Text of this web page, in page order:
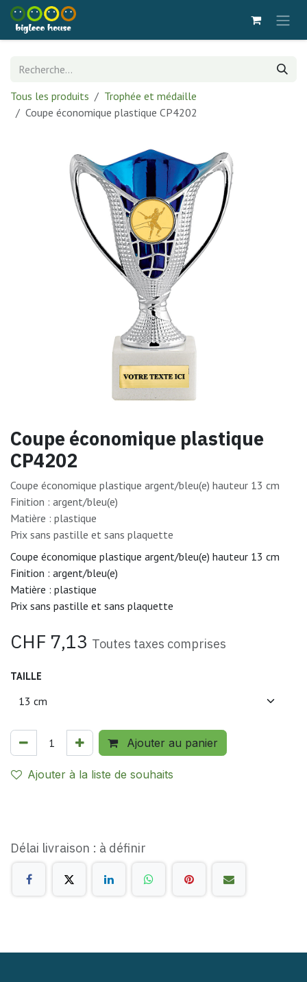
Se rendre au contenu
Tous les produits
Trophée et médaille
Coupe économique plastique CP4202
Coupe économique plastique
CP4202
Coupe économique plastique argent/bleu(e) hauteur 13 cm
Finition : argent/bleu(e)
Matière : plastique
Prix sans pastille et sans plaquette
Coupe économique plastique argent/bleu(e) hauteur 13 cm
Finition : argent/bleu(e)
Matière : plastique
Prix sans pastille et sans plaquette
CHF 7,13 Toutes taxes comprises
TAILLE
Ajouter au panier
Ajouter à la liste de souhaits
Délai livraison : à définir